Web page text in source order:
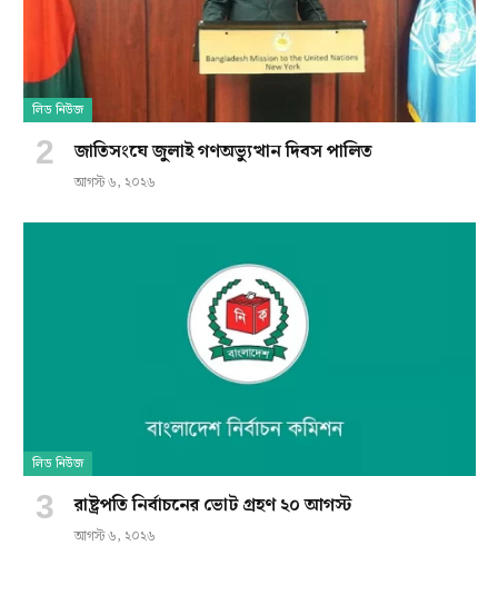
লিড নিউজ
জাতিসংঘে জুলাই গণঅভ্যুত্থান দিবস পালিত
আগস্ট ৬, ২০২৬
লিড নিউজ
রাষ্ট্রপতি নির্বাচনের ভোট গ্রহণ ২০ আগস্ট
আগস্ট ৬, ২০২৬